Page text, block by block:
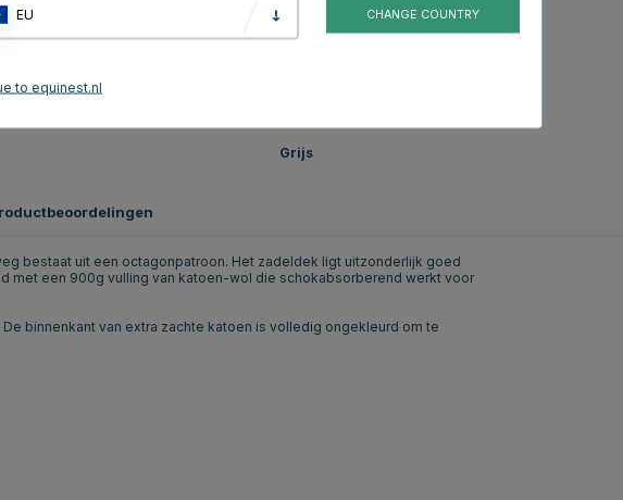
Grijs
bestaat uit een octagonpatroon. Het zadeldek ligt uitzonderlijk goed
met een 900g vulling van katoen-wol die schokabsorberend werkt voor
binnenkant van extra zachte katoen is volledig ongekleurd om te
EU CHANGE COUNTRY
to equinest.nl